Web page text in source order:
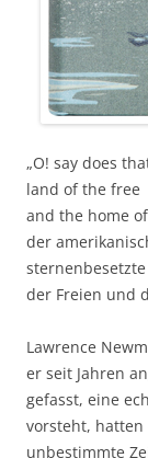
„O! say does
land of the free
and the home
der
der Freien und
Lawrence
er seit Jahren
gefasst, eine
vorsteht,
unbestimmte